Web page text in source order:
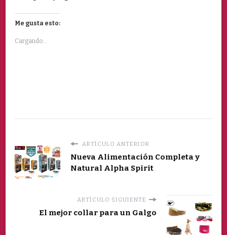
Me gusta esto:
Cargando...
ARTÍCULO ANTERIOR
Nueva Alimentación Completa y
Natural Alpha Spirit
ARTÍCULO SIGUIENTE
El mejor collar para un Galgo